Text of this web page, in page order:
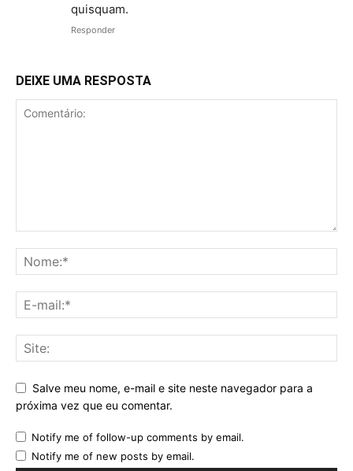
quisquam.
Responder
DEIXE UMA RESPOSTA
Salve meu nome, e-mail e site neste navegador para a
próxima vez que eu comentar.
Notify me of follow-up comments by email.
Notify me of new posts by email.